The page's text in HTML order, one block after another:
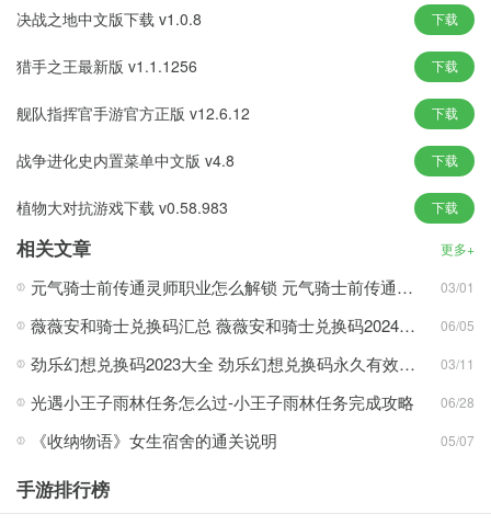
棍棒战争斯蒂克曼战役遗产无限钻石金币游戏优势
使用你的策略来提高你的武装部队的作战能力
游戏中的重播功能无疑增强了玩家的体验。
棍棒战争斯蒂克曼战役遗产无限钻石金币游戏亮点
充满激情的音效让打击感觉更加真实。 你可以通过切入肉来炫耀你
的连击。 运筹帷幄，赢得脑力对决。
你必须通过开采金币来升级你的军队，提高你的火柴人技能和武
器，或者使用额外的工具来击败敌人的火柴人。
领所有领土，体验战争的快感
操作虽然简单，但在实战中想要完美闪避显然并不是那么容易。 它
很容易上手，需要练习才能掌握。
决战之地中文版下载 v1.0.8 下载
猎手之王最新版 v1.1.1256 下载
舰队指挥官手游官方正版 v12.6.12 下载
战争进化史内置菜单中文版 v4.8 下载
植物大对抗游戏下载 v0.58.983 下载
相关文章 更多+
元气骑士前传通灵师职业怎么解锁 元气骑士前传通灵师职业解锁方式介绍 03/01
薇薇安和骑士兑换码汇总 薇薇安和骑士兑换码2024大全 06/05
劲乐幻想兑换码2023大全 劲乐幻想兑换码永久有效分享 03/11
光遇小王子雨林任务怎么过-小王子雨林任务完成攻略 06/28
《收纳物语》女生宿舍的通关说明 05/07
手游排行榜